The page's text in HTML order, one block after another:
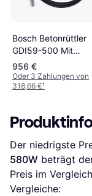
Bosch Betonrüttler
GDI59-500 Mit
Flexiblem Schlauch
956 €
Oder 3 Zahlungen von
318,66 €¹
Der niedrigste
580W beträgt
Preis im
Vergleiche: